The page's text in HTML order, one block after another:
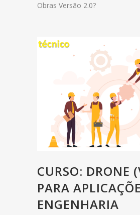
Obras Versão 2.0?
CURSO: DRONE
PARA
ENGENHARIA